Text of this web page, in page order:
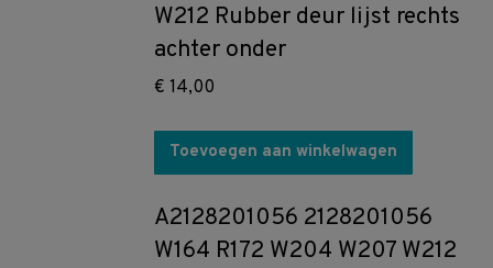
W212 Rubber deur lijst rechts
achter onder
€ 14,00
Toevoegen aan winkelwagen
A2128201056 2128201056
W164 R172 W204 W207 W212